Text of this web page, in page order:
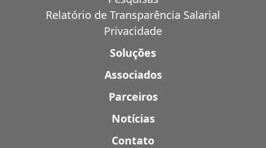
Relatório de Transparência Salarial
Privacidade
Soluções
Associados
Parceiros
Notícias
Contato